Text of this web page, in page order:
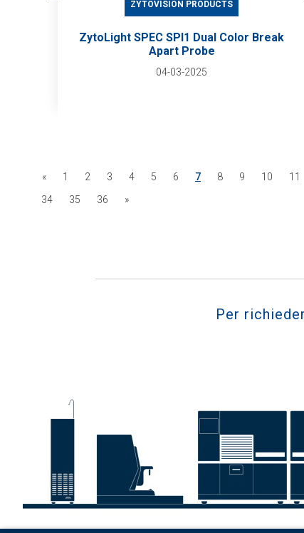
ZYTOVISION PRODUCTS
ZytoLight SPEC SPI1 Dual Color Break
Apart Probe
04-03-2025
« 1 2 3 4 5 6 7 8 9 10 11
34
35 36 »
Per